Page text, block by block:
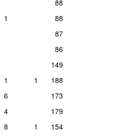
88
1
88
87
86
149
1 1
188
6
173
4
179
8 1
154